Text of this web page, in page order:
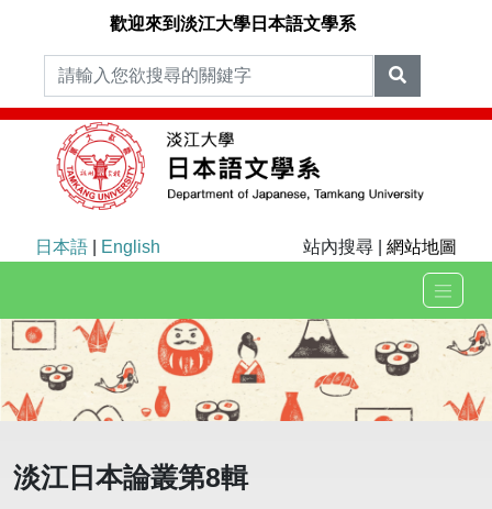
歡迎來到淡江大學日本語文學系
日本語 English 站內搜尋 | 網站地圖
淡江日本論叢第8輯